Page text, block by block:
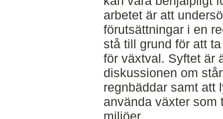
arbetet är att
förutsättningar i en
stå till grund för att
för växtval. Syftet är
diskussionen om
regnbäddar samt att
använda växter som
miljöer.